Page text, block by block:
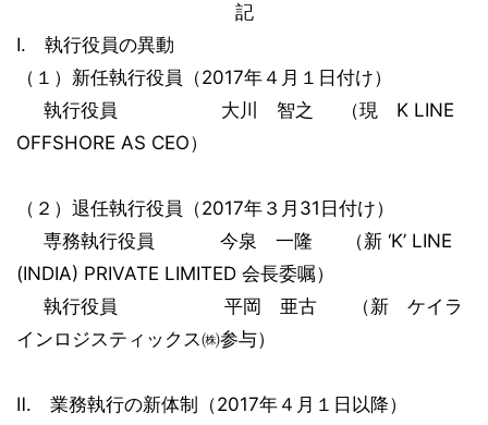
記
I. 執行役員の異動
（１）新任執行役員（2017年４月１日付け）
執行役員 大川 智之 （現 K LINE
OFFSHORE AS CEO）
（２）退任執行役員（2017年３月31日付け）
専務執行役員 今泉 一隆 （新 ‘K’ LINE
(INDIA) PRIVATE LIMITED 会長委嘱）
執行役員 平岡 亜古 （新 ケイラ
インロジスティックス㈱参与）
Ⅱ. 業務執行の新体制（2017年４月１日以降）